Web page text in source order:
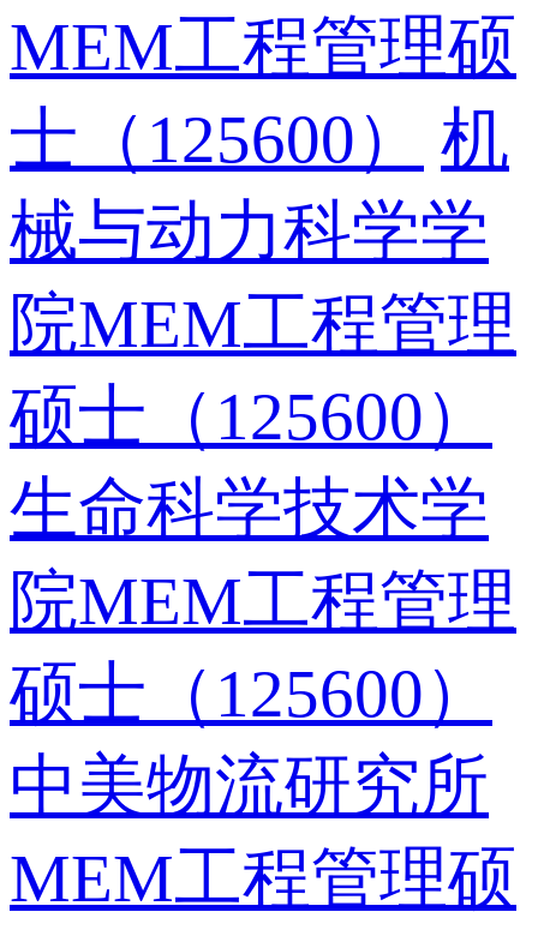
MEM工程管理硕
士（125600）
机
械与动力科学学
院MEM工程管理
硕士（125600）
生命科学技术学
院MEM工程管理
硕士（125600）
中美物流研究所
MEM工程管理硕